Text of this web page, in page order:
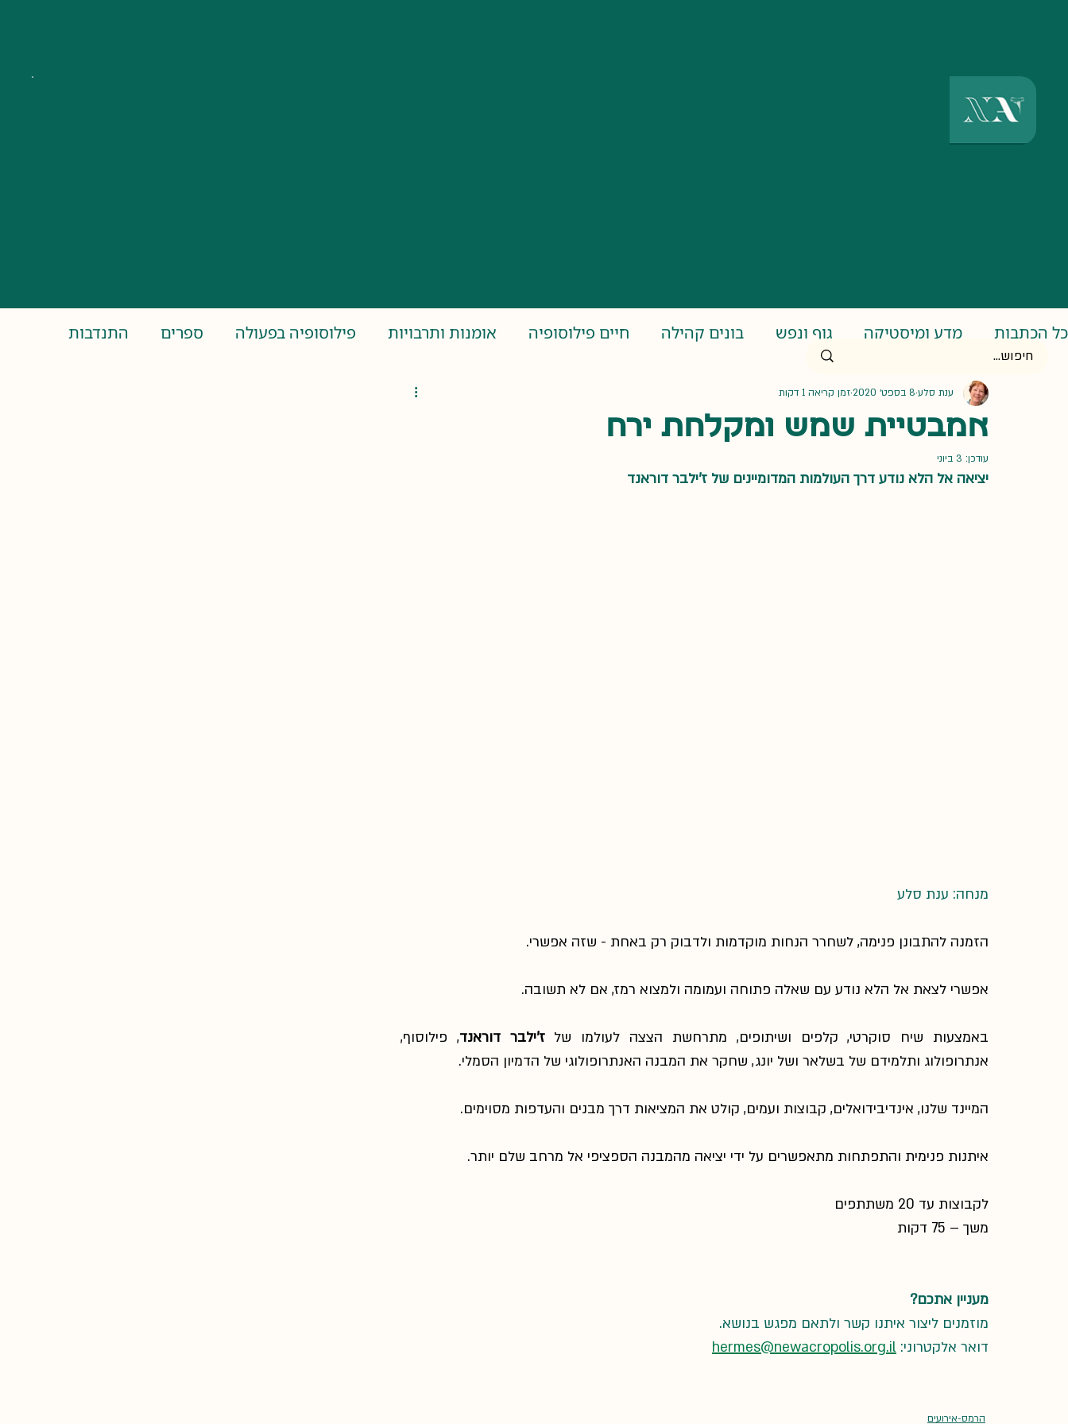
כל הכתבות מדע ומיסטיקה גוף ונפש בונים קהילה חיים פילוסופיה אומנות ותרבויות פילוסופיה בפעולה ספרים התנדבות
הרמס-מאמרים הרמס-מסעות הרמס-אירועים
אמבטיית שמש ומקלחת ירח
ענת סלע 8 בספט׳ 2020 זמן קריאה 1 דקות
עודכן: 3 ביוני
יציאה אל הלא נודע דרך העולמות המדומיינים של ז'ילבר דוראנד
מנחה: ענת סלע
הזמנה להתבונן פנימה, לשחרר הנחות מוקדמות ולדבוק רק באחת - שזה אפשרי.
אפשרי לצאת אל הלא נודע עם שאלה פתוחה ועמומה ולמצוא רמז, אם לא תשובה.
באמצעות שיח סוקרטי, קלפים ושיתופים, מתרחשת הצצה לעולמו של ז'ילבר דוראנד
אנתרופולוג ותלמידם של בשלאר ושל יונג, שחקר את המבנה האנתרופולוגי של הדמיון הסמלי.
המיינד שלנו, אינדיבידואלים, קבוצות ועמים, קולט את המציאות דרך מבנים והעדפות מסוימים.
איתנות פנימית והתפתחות מתאפשרים על ידי יציאה מהמבנה הספציפי אל מרחב שלם יותר.
לקבוצות עד 20 משתתפים
משך – 75 דקות
מעניין אתכם?
מוזמנים ליצור איתנו קשר ולתאם מפגש בנושא.
דואר אלקטרוני: hermes@newacropolis.org.il
הרמס-אירועים